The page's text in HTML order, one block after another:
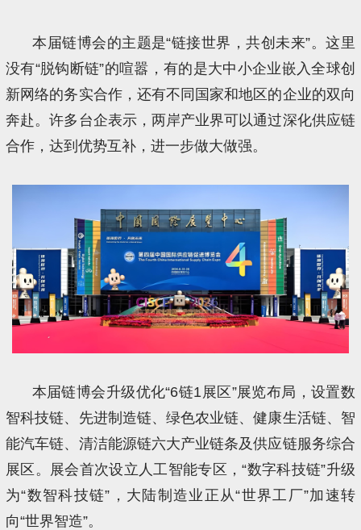
本届链博会的主题是“链接世界，共创未来”。这里
没有“脱钩断链”的喧嚣，有的是大中小企业嵌入全球创
新网络的务实合作，还有不同国家和地区的企业的双向
奔赴。许多台企表示，两岸产业界可以通过深化供应链
合作，达到优势互补，进一步做大做强。
本届链博会升级优化“6链1展区”展览布局，设置数
智科技链、先进制造链、绿色农业链、健康生活链、智
能汽车链、清洁能源链六大产业链条及供应链服务综合
展区。展会首次设立人工智能专区，“数字科技链”升级
为“数智科技链”，大陆制造业正从“世界工厂”加速转
向“世界智造”。